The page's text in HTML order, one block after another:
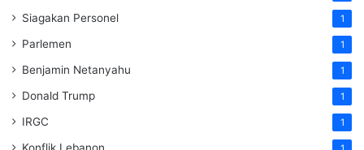
Siagakan Personel 1
Parlemen 1
Benjamin Netanyahu 1
Donald Trump 1
IRGC 1